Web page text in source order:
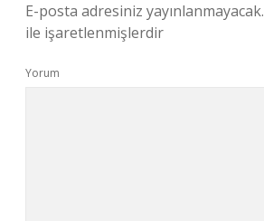
E-posta adresiniz yayınlanmayacak.
ile işaretlenmişlerdir
Yorum